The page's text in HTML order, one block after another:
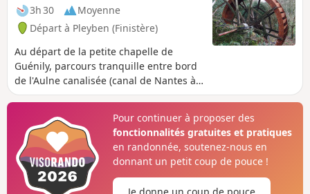
3h 30
Moyenne
Départ à Pleyben (Finistère)
Au départ de la petite chapelle de
Guénily, parcours tranquille entre bord
de l'Aulne canalisée (canal de Nantes à
Brest) et campagne.Panoramas étendus
Pour continuer à proposer des
fonctionnalités gratuites et pratiques
en randonnée, soutenez-nous en
donnant un petit coup de pouce !
Je donne un coup de pouce